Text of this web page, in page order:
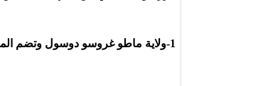
1-ولاية ماطو غروسو دوسول وتضم المدن التالية :